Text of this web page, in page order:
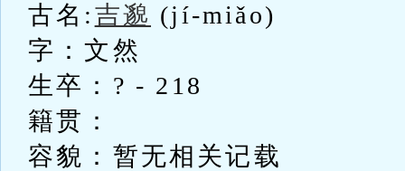
古名:吉邈 (jí-miǎo)
字：文然
生卒：? - 218
籍贯：
容貌：暂无相关记载